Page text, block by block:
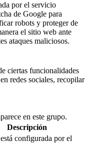
por el servicio
de Google para
robots y proteger de
el sitio web ante
ataques maliciosos.
ciertas funcionalidades
redes sociales, recopilar
en este grupo.
Descripción
configurada por el